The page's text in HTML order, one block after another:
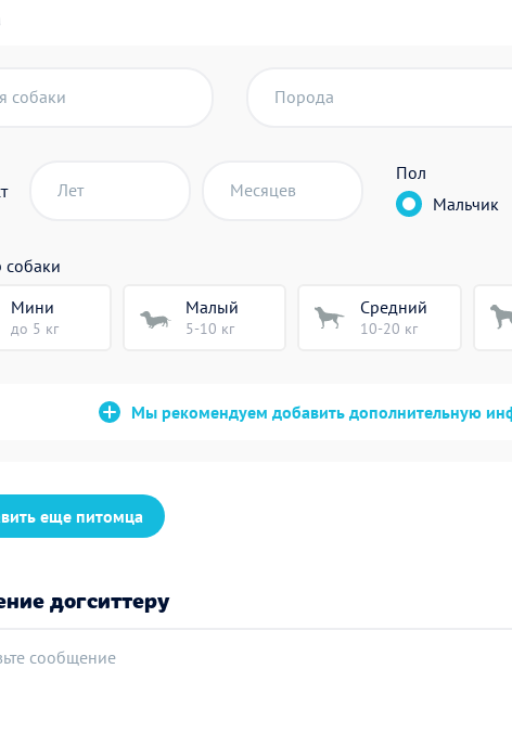
собаки Порода
Лет Месяцев
Пол
Мальчик
собаки
Мини
до 5 кг
Малый
5-10 кг
Средний
10-20 кг
Мы рекомендуем добавить дополнительную
еще питомца
догситтеру
сообщение